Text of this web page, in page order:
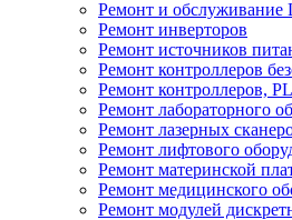
Ремонт и обслуживание
Ремонт инверторов
Ремонт источников
Ремонт контроллеров
Ремонт контроллеров,
Ремонт лабораторного
Ремонт лазерных
Ремонт лифтового
Ремонт материнской
Ремонт медицинского
Ремонт модулей